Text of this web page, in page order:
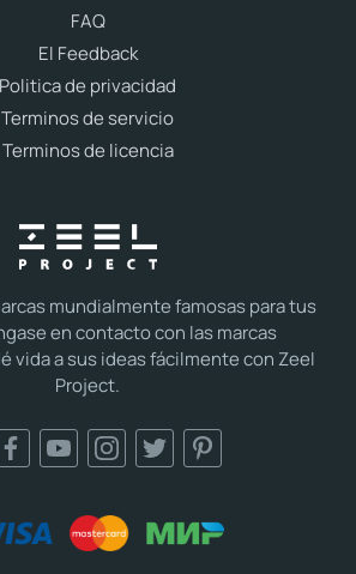
mundialmente famosas para tus
en contacto con las marcas
vida a sus ideas fácilmente con Zeel
Project.
FAQ
El Feedback
Politica de privacidad
Terminos de servicio
Terminos de licencia